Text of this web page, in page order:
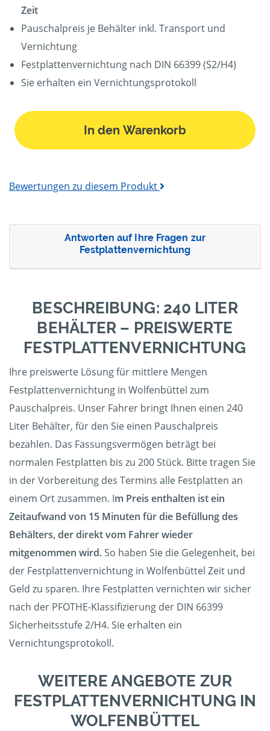
Zeit
Pauschalpreis je Behälter inkl. Transport und
Vernichtung
Festplattenvernichtung nach DIN 66399 (S2/H4)
Sie erhalten ein Vernichtungsprotokoll
In den Warenkorb
Bewertungen zu diesem Produkt
Antworten auf Ihre Fragen zur
Festplattenvernichtung
BESCHREIBUNG: 240 LITER
BEHÄLTER – PREISWERTE
FESTPLATTENVERNICHTUNG
Ihre preiswerte Lösung für mittlere Mengen
Festplattenvernichtung in Wolfenbüttel zum
Pauschalpreis. Unser Fahrer bringt Ihnen einen 240
Liter Behälter, für den Sie einen Pauschalpreis
bezahlen. Das Fassungsvermögen beträgt bei
normalen Festplatten bis zu 200 Stück. Bitte tragen Sie
in der Vorbereitung des Termins alle Festplatten an
einem Ort zusammen. Im Preis enthalten ist ein
Zeitaufwand von 15 Minuten für die Befüllung des
Behälters, der direkt vom Fahrer wieder
mitgenommen wird.So haben Sie die Gelegenheit, bei
der Festplattenvernichtung in Wolfenbüttel Zeit und
Geld zu sparen. Ihre Festplatten vernichten wir sicher
nach der PFOTHE-Klassifizierung der DIN 66399
Sicherheitsstufe 2/H4. Sie erhalten ein
Vernichtungsprotokoll.
WEITERE ANGEBOTE ZUR
FESTPLATTENVERNICHTUNG IN
WOLFENBÜTTEL